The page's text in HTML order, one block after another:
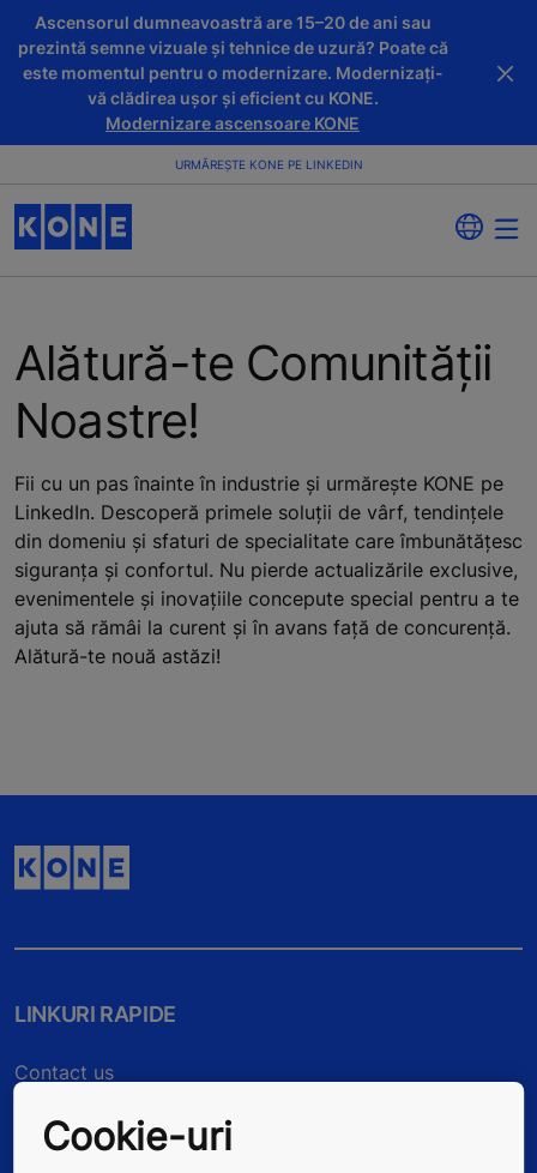
Ascensorul dumneavoastră are 15–20 de ani sau
prezintă semne vizuale și tehnice de uzură? Poate că
este momentul pentru o modernizare. Modernizați-
vă clădirea ușor și eficient cu KONE.
Modernizare ascensoare KONE
URMĂREȘTE KONE PE LINKEDIN
Alătură-te Comunității
Noastre!
Fii cu un pas înainte în industrie și urmărește KONE pe
LinkedIn. Descoperă primele soluții de vârf, tendințele
din domeniu și sfaturi de specialitate care îmbunătățesc
siguranța și confortul. Nu pierde actualizările exclusive,
evenimentele și inovațiile concepute special pentru a te
ajuta să rămâi la curent și în avans față de concurență.
Alătură-te nouă astăzi!
LINKURI RAPIDE
Contact us
Working at KONE
Cookie-uri